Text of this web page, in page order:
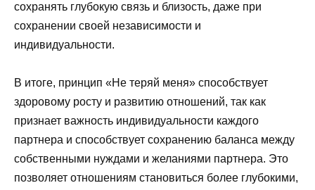
сохранять глубокую связь и близость, даже при
сохранении своей независимости и
индивидуальности.
В итоге, принцип «Не теряй меня» способствует
здоровому росту и развитию отношений, так как
признает важность индивидуальности каждого
партнера и способствует сохранению баланса между
собственными нуждами и желаниями партнера. Это
позволяет отношениям становиться более глубокими,